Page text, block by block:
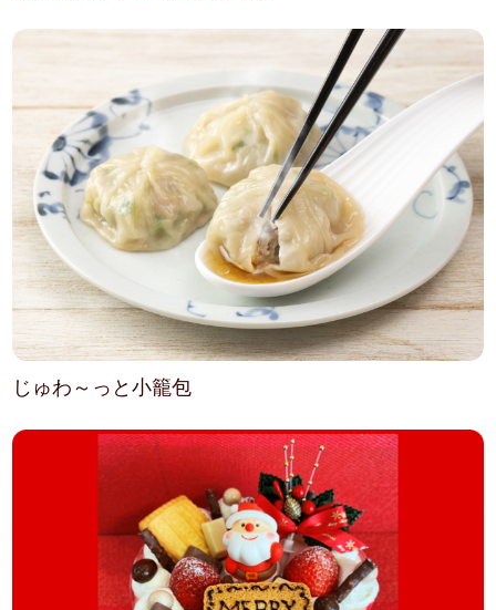
じゅわ～っと小籠包